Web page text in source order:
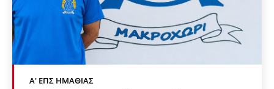
Α' ΕΠΣ ΗΜΑΘΊΑΣ